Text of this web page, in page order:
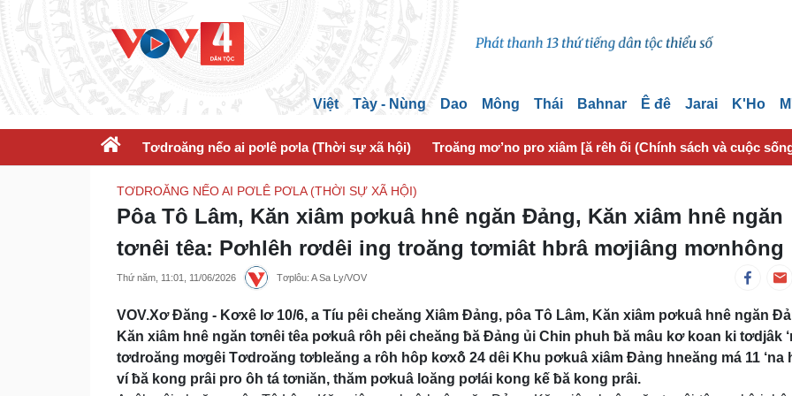
Việt Tày - Nùng Dao Mông Thái Bahnar Ê đê Jarai K'Ho
Tơdroăng nếo ai pơlê pơla (Thời sự xã hội) Troăng mơ’no pro xiâm [ă rêh ối (Chính sách và cuộc
TƠDROĂNG NẾO AI PƠLÊ PƠLA (THỜI SỰ XÃ HỘI)
Pôa Tô Lâm, Kăn xiâm pơkuâ hnê ngăn Đảng, Kăn xiâm hnê ngăn
tơnêi têa: Pơhlêh rơdêi ing troăng tơmiât hbrâ mơjiâng mơnhông
Thứ năm, 11:01, 11/06/2026 Tơplôu: A Sa Ly/VOV
VOV.Xơ Đăng - Kơxê lơ 10/6, a Tíu pêi cheăng Xiâm Đảng, pôa Tô Lâm, Kăn xiâm pơkuâ hnê ngăn
Kăn xiâm hnê ngăn tơnêi têa pơkuâ rôh pêi cheăng ƀă Đảng ủi Chin phuh ƀă mâu kơ koan ki tơdjâk
tơdroăng mơgêi Tơdroăng tơbleăng a rôh hôp kơxô̆ 24 dêi Khu pơkuâ xiâm Đảng hneăng má 11 ‘na
ví ƀă kong prâi pro ôh tá tơniăn, thăm pơkuâ loăng pơlái kong kế ƀă kong prâi.